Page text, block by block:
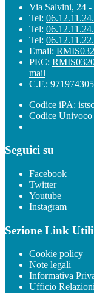
Via Salvini, 24 -
Tel:
Tel:
Tel:
Email:
PEC:
mail
C.F.:
Codice iPA:
Codice
Seguici su
Facebook
Twitter
Youtube
Instagram
Sezione Link Utili
Cookie policy
Note legali
Informativa
Ufficio